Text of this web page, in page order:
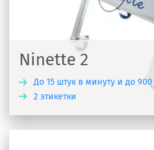
Ninette 2
До 15 штук в минуту и до
2 этикетки